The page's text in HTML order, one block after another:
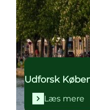
Udforsk
Læs mere